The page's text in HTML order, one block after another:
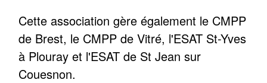
Cette association gère également le CMPP
de Brest, le CMPP de Vitré, l'ESAT St-Yves
à Plouray et l'ESAT de St Jean sur
Couesnon.